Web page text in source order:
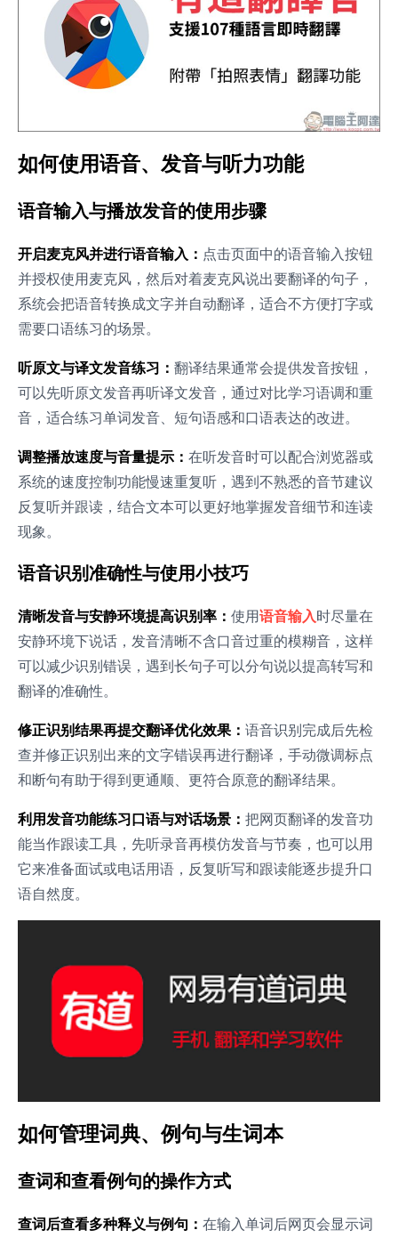
如何使用语音、发音与听力功能
语音输入与播放发音的使用步骤
开启麦克风并进行语音输入： 点击页面中的语音输入按钮
并授权使用麦克风，然后对着麦克风说出要翻译的句子，
系统会把语音转换成文字并自动翻译，适合不方便打字或
需要口语练习的场景。
听原文与译文发音练习： 翻译结果通常会提供发音按钮，
可以先听原文发音再听译文发音，通过对比学习语调和重
音，适合练习单词发音、短句语感和口语表达的改进。
调整播放速度与音量提示： 在听发音时可以配合浏览器或
系统的速度控制功能慢速重复听，遇到不熟悉的音节建议
反复听并跟读，结合文本可以更好地掌握发音细节和连读
现象。
语音识别准确性与使用小技巧
清晰发音与安静环境提高识别率： 使用语音输入时尽量在
安静环境下说话，发音清晰不含口音过重的模糊音，这样
可以减少识别错误，遇到长句子可以分句说以提高转写和
翻译的准确性。
修正识别结果再提交翻译优化效果： 语音识别完成后先检
查并修正识别出来的文字错误再进行翻译，手动微调标点
和断句有助于得到更通顺、更符合原意的翻译结果。
利用发音功能练习口语与对话场景： 把网页翻译的发音功
能当作跟读工具，先听录音再模仿发音与节奏，也可以用
它来准备面试或电话用语，反复听写和跟读能逐步提升口
语自然度。
如何管理词典、例句与生词本
查词和查看例句的操作方式
查词后查看多种释义与例句： 在输入单词后网页会显示词